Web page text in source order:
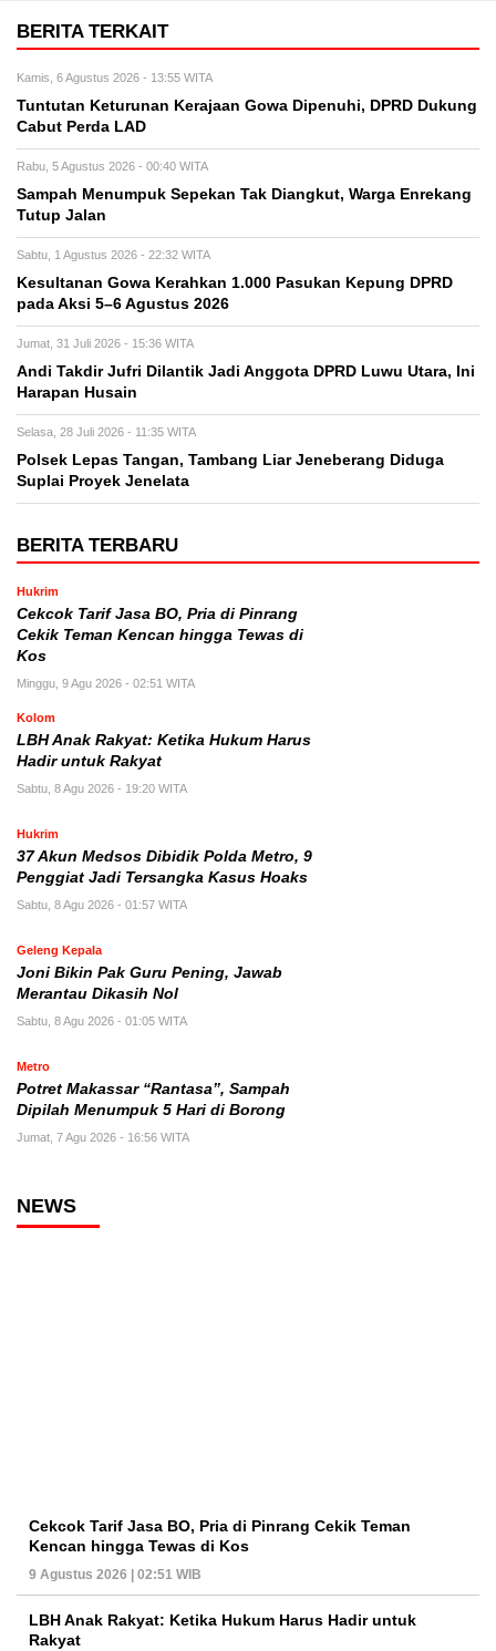
BERITA TERKAIT
Kamis, 6 Agustus 2026 - 13:55 WITA
Tuntutan Keturunan Kerajaan Gowa Dipenuhi, DPRD Dukung
Cabut Perda LAD
Rabu, 5 Agustus 2026 - 00:40 WITA
Sampah Menumpuk Sepekan Tak Diangkut, Warga Enrekang
Tutup Jalan
Sabtu, 1 Agustus 2026 - 22:32 WITA
Kesultanan Gowa Kerahkan 1.000 Pasukan Kepung DPRD
pada Aksi 5–6 Agustus 2026
Jumat, 31 Juli 2026 - 15:36 WITA
Andi Takdir Jufri Dilantik Jadi Anggota DPRD Luwu Utara, Ini
Harapan Husain
Selasa, 28 Juli 2026 - 11:35 WITA
Polsek Lepas Tangan, Tambang Liar Jeneberang Diduga
Suplai Proyek Jenelata
BERITA TERBARU
Hukrim
Cekcok Tarif Jasa BO, Pria di Pinrang
Cekik Teman Kencan hingga Tewas di
Kos
Minggu, 9 Agu 2026 - 02:51 WITA
Kolom
LBH Anak Rakyat: Ketika Hukum Harus
Hadir untuk Rakyat
Sabtu, 8 Agu 2026 - 19:20 WITA
Hukrim
37 Akun Medsos Dibidik Polda Metro, 9
Penggiat Jadi Tersangka Kasus Hoaks
Sabtu, 8 Agu 2026 - 01:57 WITA
Geleng Kepala
Joni Bikin Pak Guru Pening, Jawab
Merantau Dikasih Nol
Sabtu, 8 Agu 2026 - 01:05 WITA
Metro
Potret Makassar “Rantasa”, Sampah
Dipilah Menumpuk 5 Hari di Borong
Jumat, 7 Agu 2026 - 16:56 WITA
NEWS
Cekcok Tarif Jasa BO, Pria di Pinrang Cekik Teman
Kencan hingga Tewas di Kos
9 Agustus 2026 | 02:51 WIB
LBH Anak Rakyat: Ketika Hukum Harus Hadir untuk
Rakyat